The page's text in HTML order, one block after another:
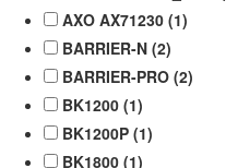
AXO AX71230 (1)
BARRIER-N (2)
BARRIER-PRO (2)
BK1200 (1)
BK1200P (1)
BK1800 (1)